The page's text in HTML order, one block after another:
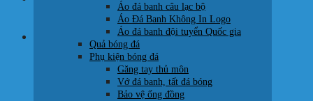
0707 22 77 93Áo đá banh câu lạc bộ
Áo Đá Banh Không In Logo
Áo đá banh đội tuyển Quốc gia
Quả bóng đá
Phụ kiện bóng đá
Găng tay thủ môn
Vớ đá banh, tất đá bóng
Bảo vệ ống đồng